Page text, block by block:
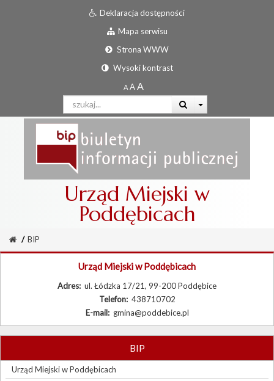
Deklaracja dostępności
Mapa serwisu
Strona WWW
Wysoki kontrast
Urząd Miejski w
Poddębicach
/ BIP
Urząd Miejski w Poddębicach
Adres: ul. Łódzka 17/21, 99-200 Poddębice
Telefon: 438710702
E-mail: gmina@poddebice.pl
BIP
Urząd Miejski w Poddębicach